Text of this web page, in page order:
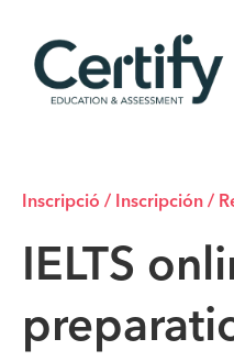
Inscripció / Inscripción /
IELTS